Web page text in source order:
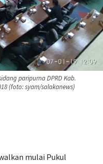
paripurna DPRD Kab.
(foto: syam/salakanews)
mulai Pukul